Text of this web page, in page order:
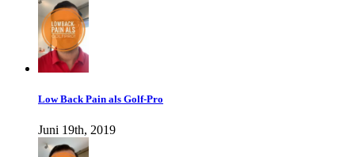
Low Back Pain als Golf-Pro
Juni 19th, 2019